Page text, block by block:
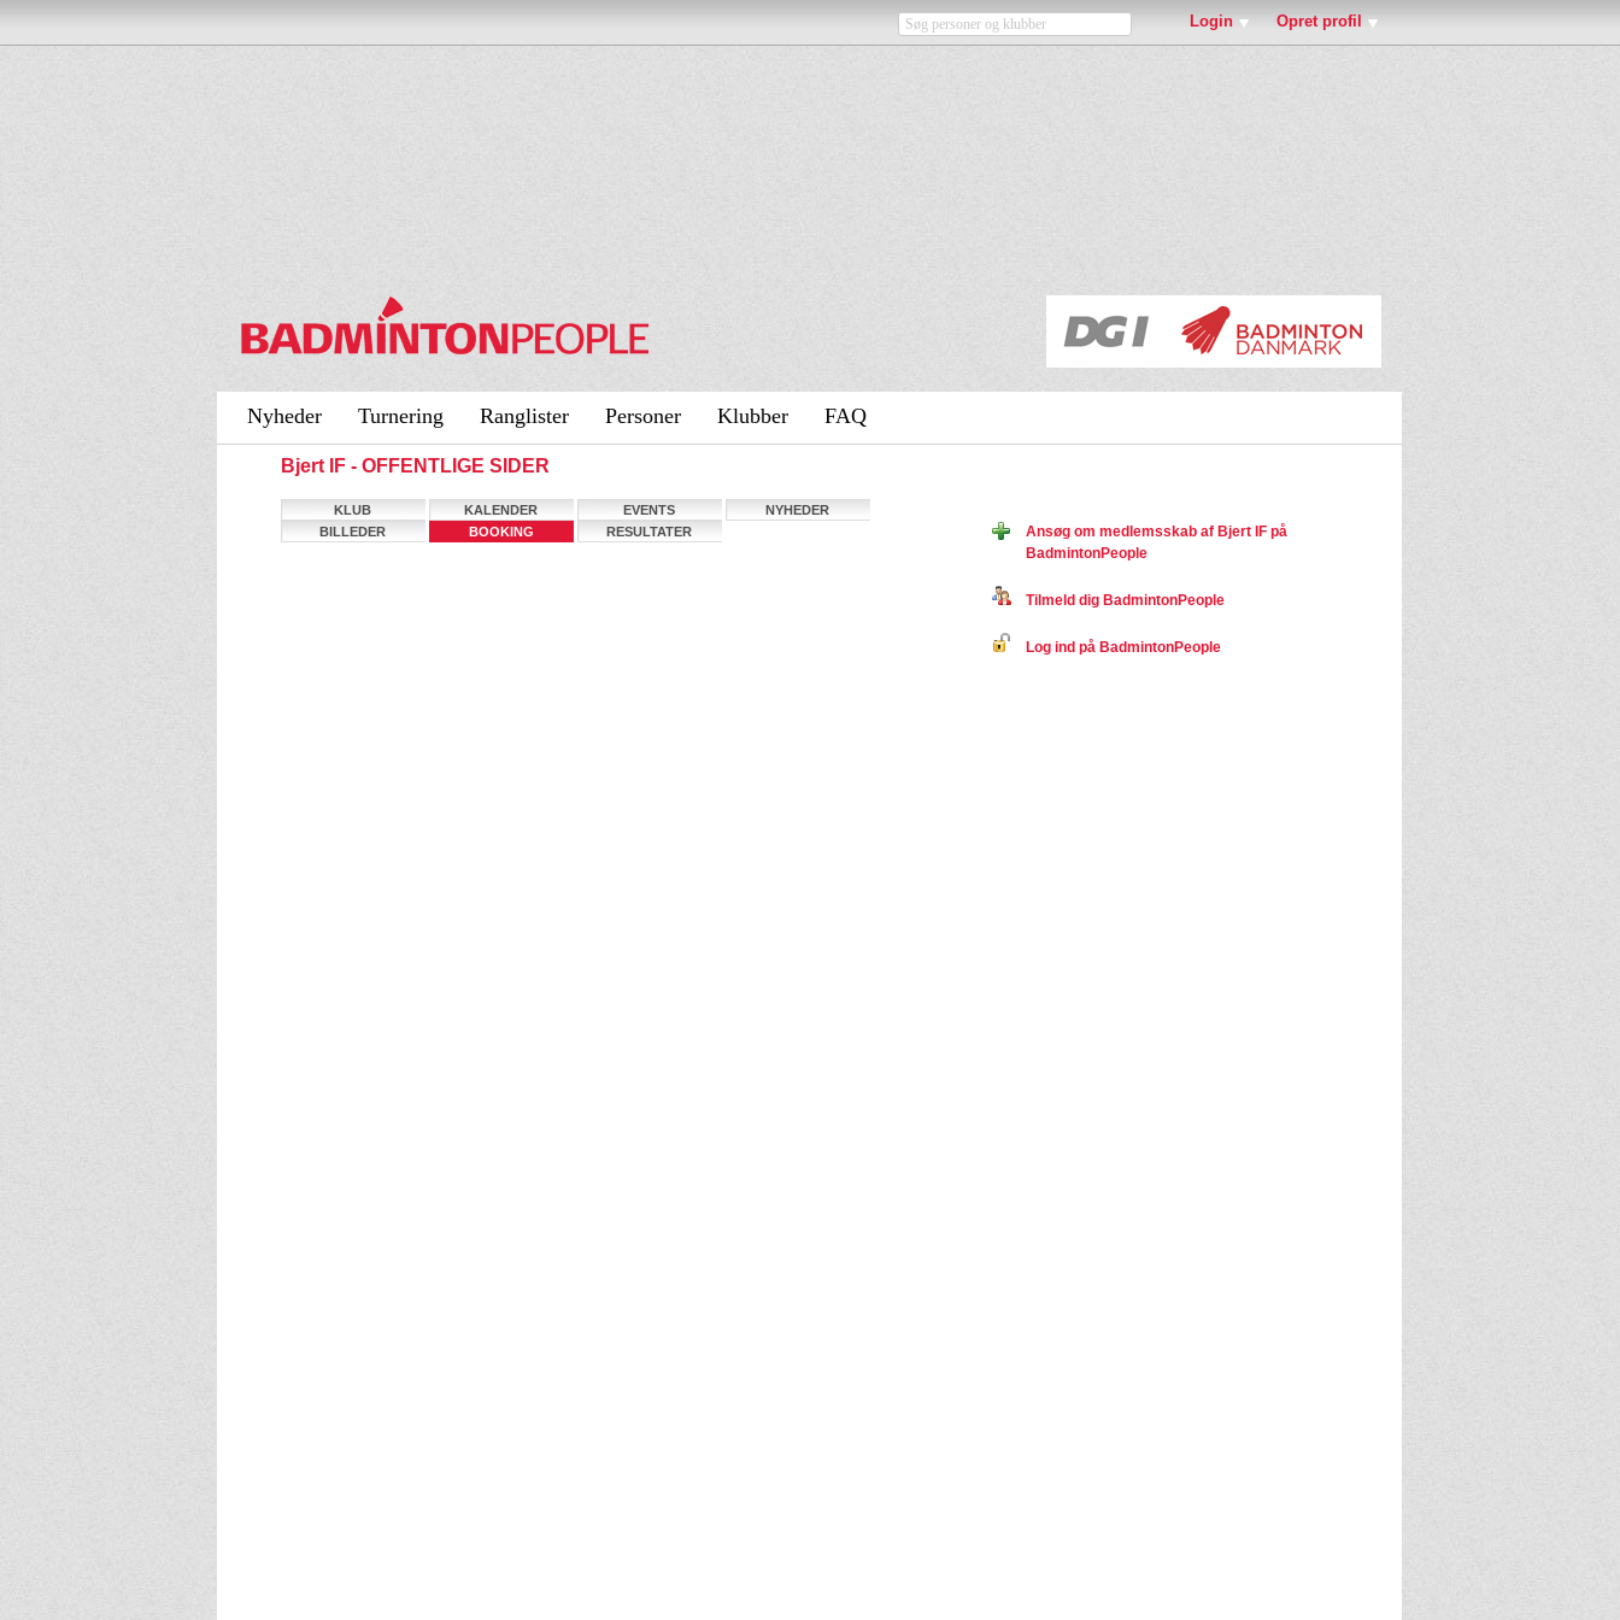
Login Opret profil
Nyheder Turnering Ranglister Personer Klubber FAQ
Bjert IF - OFFENTLIGE SIDER
KLUB KALENDER EVENTS
NYHEDER
BILLEDER
BOOKING RESULTATER
Ansøg om medlemsskab af Bjert IF på
BadmintonPeople
Tilmeld dig BadmintonPeople
Log ind på BadmintonPeople